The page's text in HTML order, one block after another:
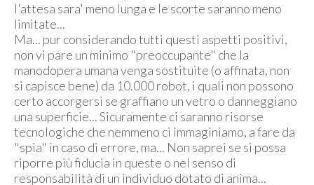
l'attesa sara' meno lunga e le scorte saranno meno
limitate...
Ma... pur considerando tutti questi aspetti positivi,
non vi pare un minimo "preoccupante" che la
manodopera umana venga sostituite (o affinata, non
si capisce bene) da 10.000 robot, i quali non possono
certo accorgersi se graffiano un vetro o danneggiano
una superficie... Sicuramente ci saranno risorse
tecnologiche che nemmeno ci immaginiamo, a fare da
"spia" in caso di errore, ma... Non saprei se si possa
riporre più fiducia in queste o nel senso di
responsabilità di un individuo dotato di anima...